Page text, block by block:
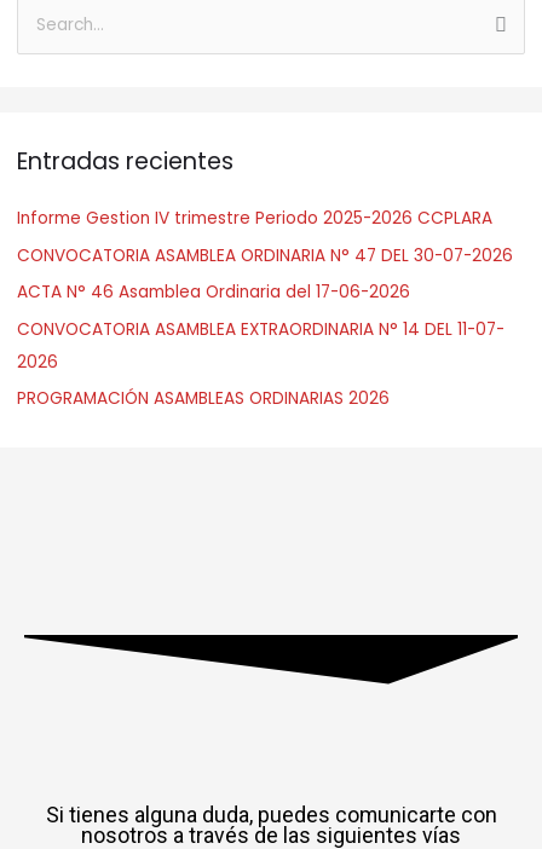
u
a
:
Entradas recientes
Informe Gestion IV trimestre Periodo 2025-2026 CCPLARA
CONVOCATORIA ASAMBLEA ORDINARIA N° 47 DEL 30-07-2026
ACTA N° 46 Asamblea Ordinaria del 17-06-2026
CONVOCATORIA ASAMBLEA EXTRAORDINARIA N° 14 DEL 11-07-
2026
PROGRAMACIÓN ASAMBLEAS ORDINARIAS 2026
Si tienes alguna duda, puedes comunicarte con
nosotros a través de las siguientes vías